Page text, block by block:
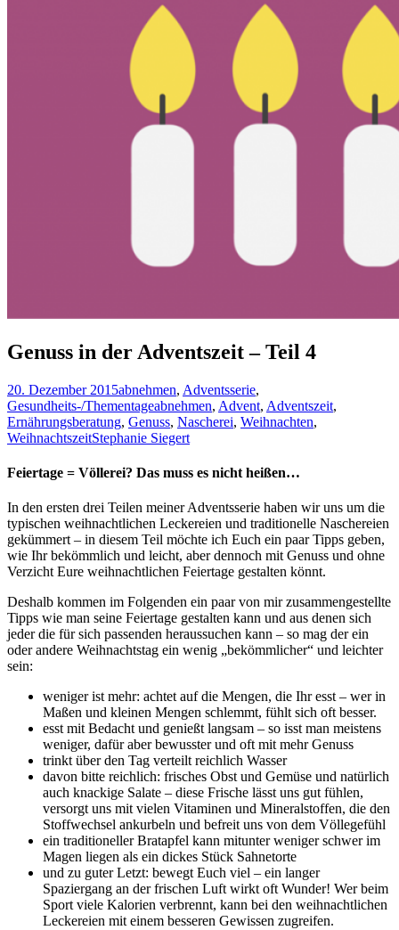
Genuss in der Adventszeit – Teil 4
20. Dezember 2015abnehmen, Adventsserie,
Gesundheits-/Thementageabnehmen, Advent, Adventszeit,
Ernährungsberatung, Genuss, Nascherei, Weihnachten,
WeihnachtszeitStephanie Siegert
Feiertage = Völlerei? Das muss es nicht heißen…
In den ersten drei Teilen meiner Adventsserie haben wir uns um die
typischen weihnachtlichen Leckereien und traditionelle Naschereien
gekümmert – in diesem Teil möchte ich Euch ein paar Tipps geben,
wie Ihr bekömmlich und leicht, aber dennoch mit Genuss und ohne
Verzicht Eure weihnachtlichen Feiertage gestalten könnt.
Deshalb kommen im Folgenden ein paar von mir zusammengestellte
Tipps wie man seine Feiertage gestalten kann und aus denen sich
jeder die für sich passenden heraussuchen kann – so mag der ein
oder andere Weihnachtstag ein wenig „bekömmlicher“ und leichter
sein:
weniger ist mehr: achtet auf die Mengen, die Ihr esst – wer in
Maßen und kleinen Mengen schlemmt, fühlt sich oft besser.
esst mit Bedacht und genießt langsam – so isst man meistens
weniger, dafür aber bewusster und oft mit mehr Genuss
trinkt über den Tag verteilt reichlich Wasser
davon bitte reichlich: frisches Obst und Gemüse und natürlich
auch knackige Salate – diese Frische lässt uns gut fühlen,
versorgt uns mit vielen Vitaminen und Mineralstoffen, die den
Stoffwechsel ankurbeln und befreit uns von dem Völlegefühl
ein traditioneller Bratapfel kann mitunter weniger schwer im
Magen liegen als ein dickes Stück Sahnetorte
und zu guter Letzt: bewegt Euch viel – ein langer
Spaziergang an der frischen Luft wirkt oft Wunder! Wer beim
Sport viele Kalorien verbrennt, kann bei den weihnachtlichen
Leckereien mit einem besseren Gewissen zugreifen.